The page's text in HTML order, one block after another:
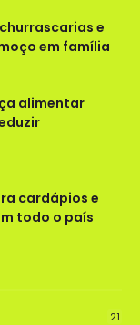
e
em família
alimentar
cardápios e
todo o país
21